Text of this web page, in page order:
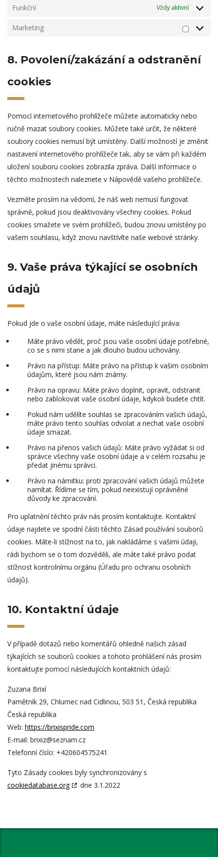
Funkční Vždy aktivní
Marketing
8. Povolení/zakázání a odstranění
cookies
Pomocí internetového prohlížeče můžete automaticky nebo
ručně mazat soubory cookies. Můžete také určit, že některé
soubory cookies nemusí být umístěny. Další možností je změnit
nastavení internetového prohlížeče tak, aby se vám při každém
uložení souboru cookies zobrazila zpráva. Další informace o
těchto možnostech naleznete v Nápovědě vašeho prohlížeče.
Vezměte prosím na vědomí, že náš web nemusí fungovat
správně, pokud jsou deaktivovány všechny cookies. Pokud
cookies smažete ve svém prohlížeči, budou znovu umístěny po
vašem souhlasu, když znovu navštívíte naše webové stránky.
9. Vaše práva týkající se osobních
údajů
Pokud jde o vaše osobní údaje, máte následující práva:
Máte právo vědět, proč jsou vaše osobní údaje potřebné,
co se s nimi stane a jak dlouho budou uchovány.
Právo na přístup: Máte právo na přístup k vašim osobním
údajům, které jsou nám známy.
Právo na opravu: Máte právo doplnit, opravit, odstranit
nebo zablokovat vaše osobní údaje, kdykoli budete chtít.
Pokud nám udělíte souhlas se zpracováním vašich údajů,
máte právo tento souhlas odvolat a nechat vaše osobní
údaje smazat.
Právo na přenos vašich údajů: Máte právo vyžádat si od
správce všechny vaše osobní údaje a v celém rozsahu je
předat jinému správci.
Právo na námitku: proti zpracování vašich údajů můžete
namítat. Řídíme se tím, pokud neexistují oprávněné
důvody ke zpracování.
Pro uplatnění těchto práv nás prosím kontaktujte. Kontaktní
údaje najdete ve spodní části těchto Zásad používání souborů
cookies. Máte-li stížnost na to, jak nakládáme s vašimi údaji,
rádi bychom se o tom dozvěděli, ale máte také právo podat
stížnost kontrolnímu orgánu (Úřadu pro ochranu osobních
údajů).
10. Kontaktní údaje
V případě dotazů nebo komentářů ohledně našich zásad
týkajících se souborů cookies a tohoto prohlášení nás prosím
kontaktujte pomocí následujících kontaktních údajů:
Zuzana Brixí
Pamětník 29, Chlumec nad Cidlinou, 503 51, Česká republika
Česká republika
Web: https://brixispride.com
E-mail: brixiz@seznam.cz
Telefonní číslo: +420604575241
Tyto Zásady cookies byly synchronizovány s
cookiedatabase.org
dne 3.1.2022